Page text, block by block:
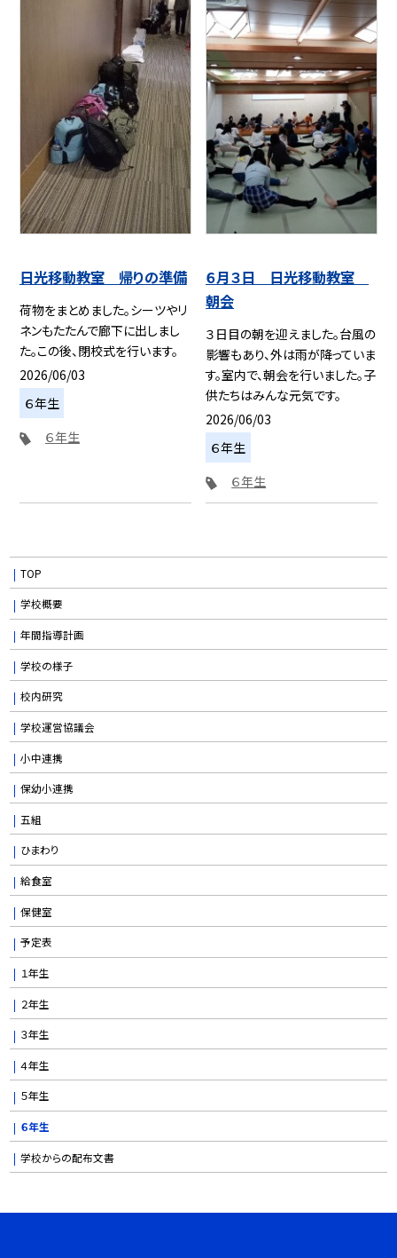
日光移動教室 帰りの準備
荷物をまとめました。シーツやリ
ネンもたたんで廊下に出しまし
た。この後、閉校式を行います。
2026/06/03
６年生
６年生
６月３日 日光移動教室
朝会
３日目の朝を迎えました。台風の
影響もあり、外は雨が降っていま
す。室内で、朝会を行いました。子
供たちはみんな元気です。
2026/06/03
６年生
６年生
TOP
学校概要
年間指導計画
学校の様子
校内研究
学校運営協議会
小中連携
保幼小連携
五組
ひまわり
給食室
保健室
予定表
１年生
２年生
３年生
４年生
５年生
６年生
学校からの配布文書